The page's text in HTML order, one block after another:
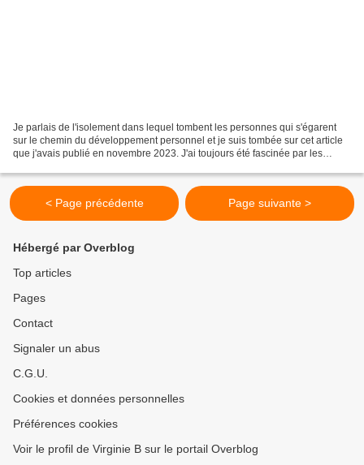
Je parlais de l'isolement dans lequel tombent les personnes qui s'égarent
sur le chemin du développement personnel et je suis tombée sur cet article
que j'avais publié en novembre 2023. J'ai toujours été fascinée par les
< Page précédente Page suivante >
Hébergé par Overblog
Top articles
Pages
Contact
Signaler un abus
C.G.U.
Cookies et données personnelles
Préférences cookies
Voir le profil de Virginie B sur le portail Overblog